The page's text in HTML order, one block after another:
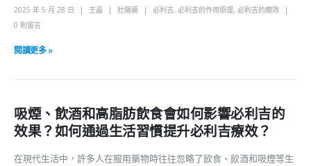
2025 年 5 月 28 日 王晶 壯陽藥 必利吉, 必利吉的作用原理, 必利吉的療效
0 則留言
閱讀更多 »
吸煙、飲酒和高脂肪飲食會如何影響必利吉的
效果？如何通過生活習慣提升必利吉療效？
在現代生活中，許多人在服用藥物時往往忽略了飲食、飲酒和吸煙等生